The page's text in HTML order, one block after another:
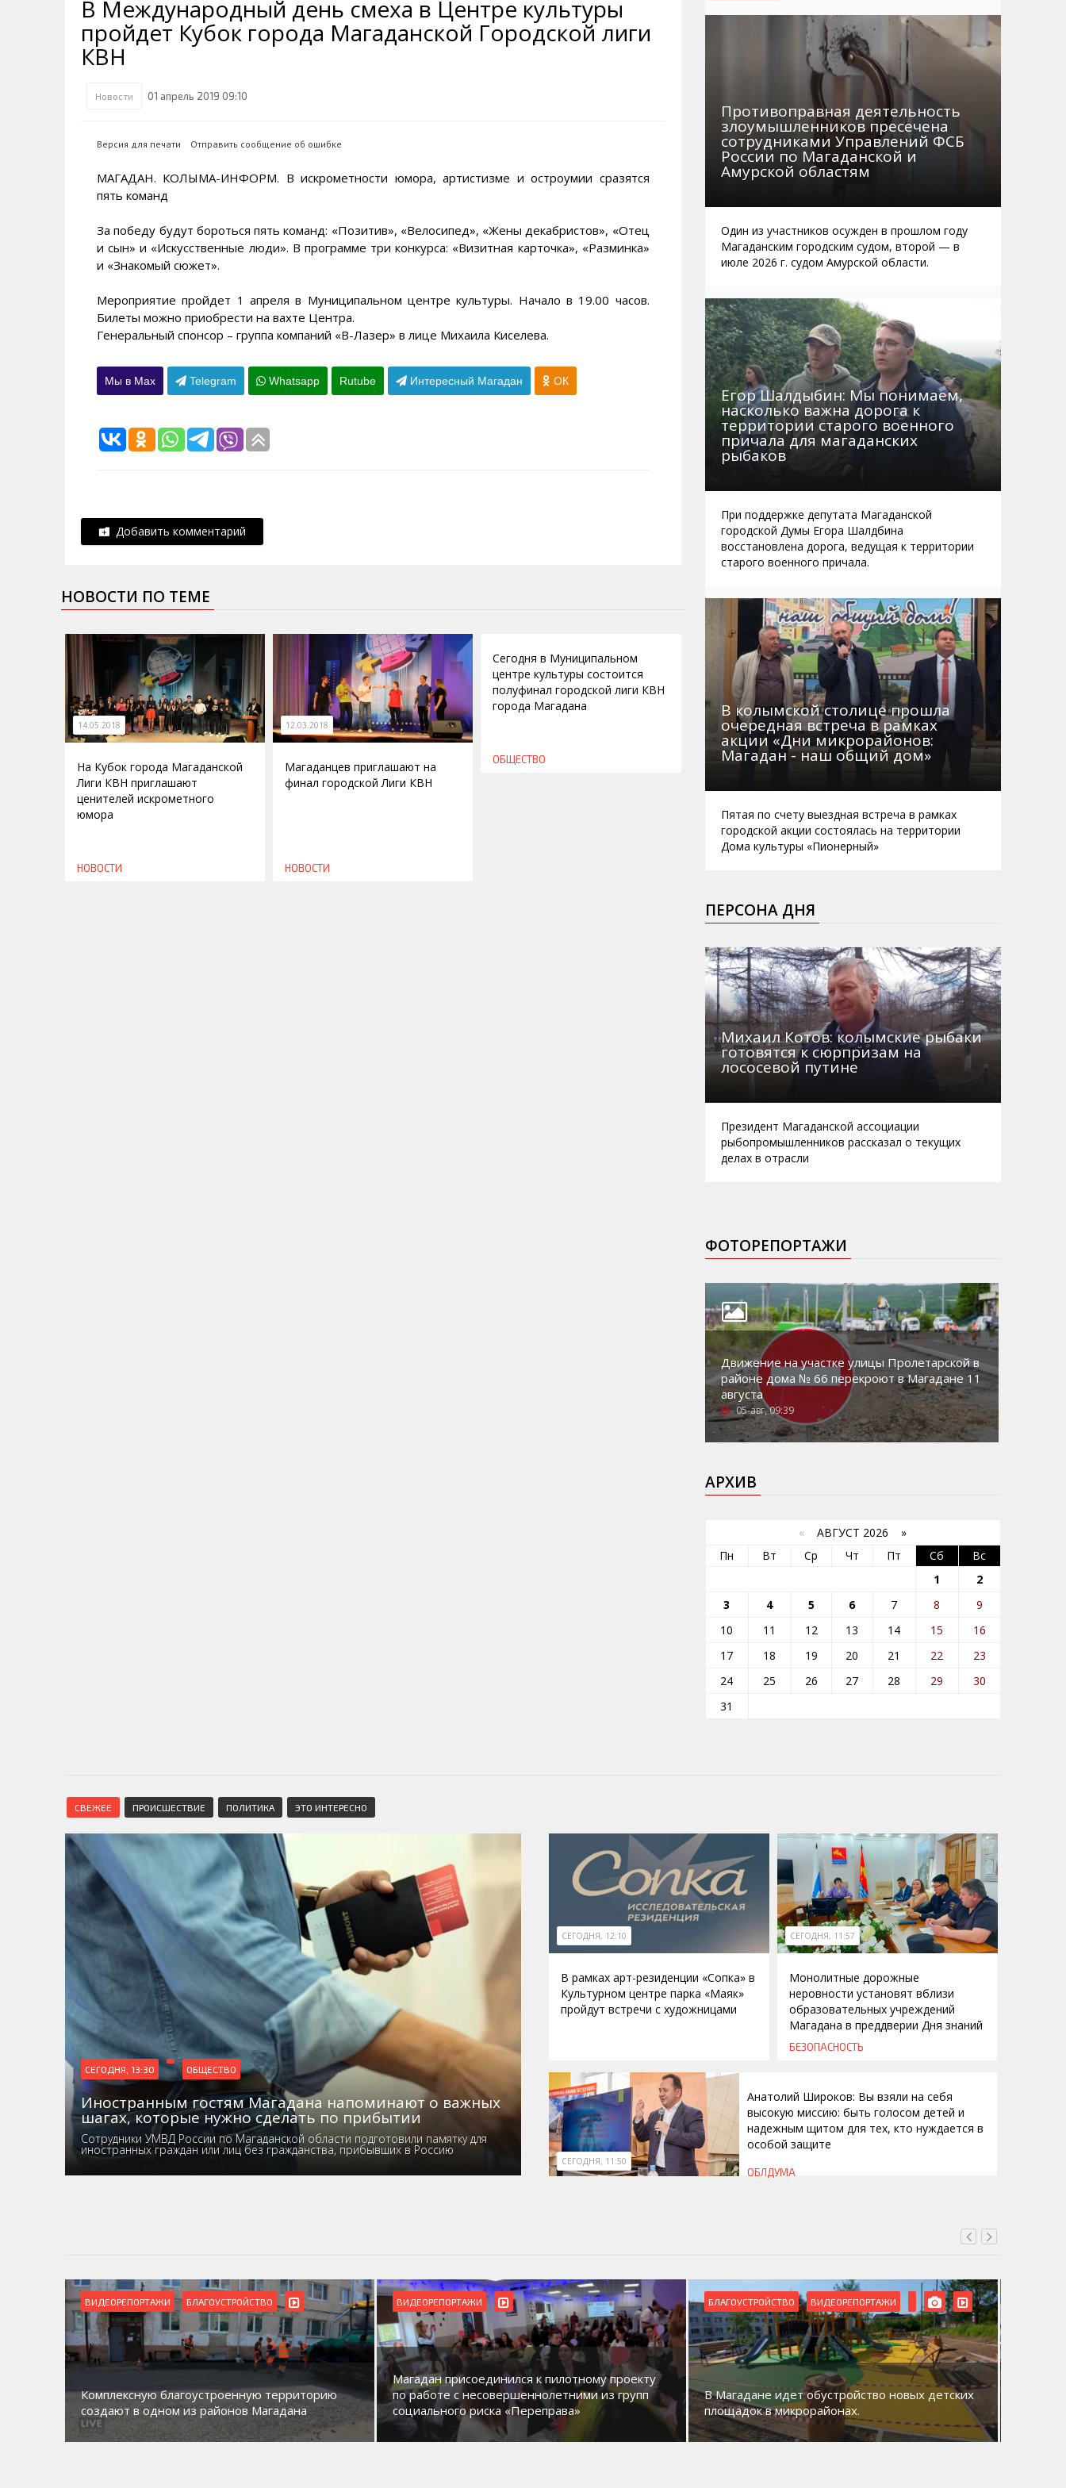
Транспортная инфраструктура
Их надо знать. Галерея славы
Колымы
Магадана и области
Интерактивная карта
Песни о Колыме
Кинохроника Магадана
3D районы города
Телефоны
Автобусы Магадан – Аэропорт
Таблица приливов отливов
Губернатор
Наркоте нет
Аэропорт Магадан
Полицейских не бить
Аварии ДТП
Кванториум
Визит
Алименты
УМВД
Косторезы Магадана
Интернет
Жилье
Не мусорить
Браконьеры
В Международный день смеха в Центре культуры
пройдет Кубок города Магаданской Городской лиги
КВН
Новости 01 апрель 2019 09:10
Версия для печати Отправить сообщение об ошибке
МАГАДАН. КОЛЫМА-ИНФОРМ. В искрометности юмора, артистизме и остроумии сразятся
пять команд
За победу будут бороться пять команд: «Позитив», «Велосипед», «Жены декабристов», «Отец
и сын» и «Искусственные люди». В программе три конкурса: «Визитная карточка», «Разминка»
и «Знакомый сюжет».
Мероприятие пройдет 1 апреля в Муниципальном центре культуры. Начало в 19.00 часов.
Билеты можно приобрести на вахте Центра.
Генеральный спонсор – группа компаний «В-Лазер» в лице Михаила Киселева.
Мы в Max Telegram Whatsapp Rutube Интересный Магадан ОК
Добавить комментарий
НОВОСТИ ПО ТЕМЕ
14.05.2018
На Кубок города Магаданской
Лиги КВН приглашают
ценителей искрометного
юмора
НОВОСТИ
12.03.2018
Магаданцев приглашают на
финал городской Лиги КВН
НОВОСТИ
Сегодня в Муниципальном
центре культуры состоится
полуфинал городской лиги КВН
города Магадана
ОБЩЕСТВО
Противоправная деятельность
злоумышленников пресечена
сотрудниками Управлений ФСБ
России по Магаданской и
Амурской областям
Один из участников осужден в прошлом году
Магаданским городским судом, второй — в
июле 2026 г. судом Амурской области.
Егор Шалдыбин: Мы понимаем,
насколько важна дорога к
территории старого военного
причала для магаданских
рыбаков
При поддержке депутата Магаданской
городской Думы Егора Шалдбина
восстановлена дорога, ведущая к территории
старого военного причала.
В колымской столице прошла
очередная встреча в рамках
акции «Дни микрорайонов:
Магадан - наш общий дом»
Пятая по счету выездная встреча в рамках
городской акции состоялась на территории
Дома культуры «Пионерный»
ПЕРСОНА ДНЯ
Михаил Котов: колымские рыбаки
готовятся к сюрпризам на
лососевой путине
Президент Магаданской ассоциации
рыбопромышленников рассказал о текущих
делах в отрасли
ФОТОРЕПОРТАЖИ
Движение на участке улицы Пролетарской в
районе дома № 66 перекроют в Магадане 11
августа
05-авг, 09:39
АРХИВ
« АВГУСТ 2026 »
Пн
Вт Ср Чт Пт Сб
Вс
1
2
3
4 5 6 7 8
9
10
11 12 13 14 15
16
17
18 19 20 21 22
23
24
25 26 27 28 29
30
31
СВЕЖЕЕ ПРОИСШЕСТВИЕ ПОЛИТИКА ЭТО ИНТЕРЕСНО
СЕГОДНЯ, 13:30 ОБЩЕСТВО
Иностранным гостям Магадана напоминают о важных
шагах, которые нужно сделать по прибытии
Сотрудники УМВД России по Магаданской области подготовили памятку для
иностранных граждан или лиц без гражданства, прибывших в Россию
СЕГОДНЯ, 12:10
В рамках арт-резиденции «Сопка» в
Культурном центре парка «Маяк»
пройдут встречи с художницами
СЕГОДНЯ, 11:57
Монолитные дорожные
неровности установят вблизи
образовательных учреждений
Магадана в преддверии Дня знаний
БЕЗОПАСНОСТЬ
СЕГОДНЯ, 11:50
Анатолий Широков: Вы взяли на себя
высокую миссию: быть голосом детей и
надежным щитом для тех, кто нуждается в
особой защите
ОБЛДУМА
ВИДЕОРЕПОРТАЖИ БЛАГОУСТРОЙСТВО
Комплексную благоустроенную территорию
создают в одном из районов Магадана
ВИДЕОРЕПОРТАЖИ
Магадан присоединился к пилотному проекту
по работе с несовершеннолетними из групп
социального риска «Переправа»
БЛАГОУСТРОЙСТВО ВИДЕОРЕПОРТАЖИ
В Магадане идет обустройство новых детских
площадок в микрорайонах.